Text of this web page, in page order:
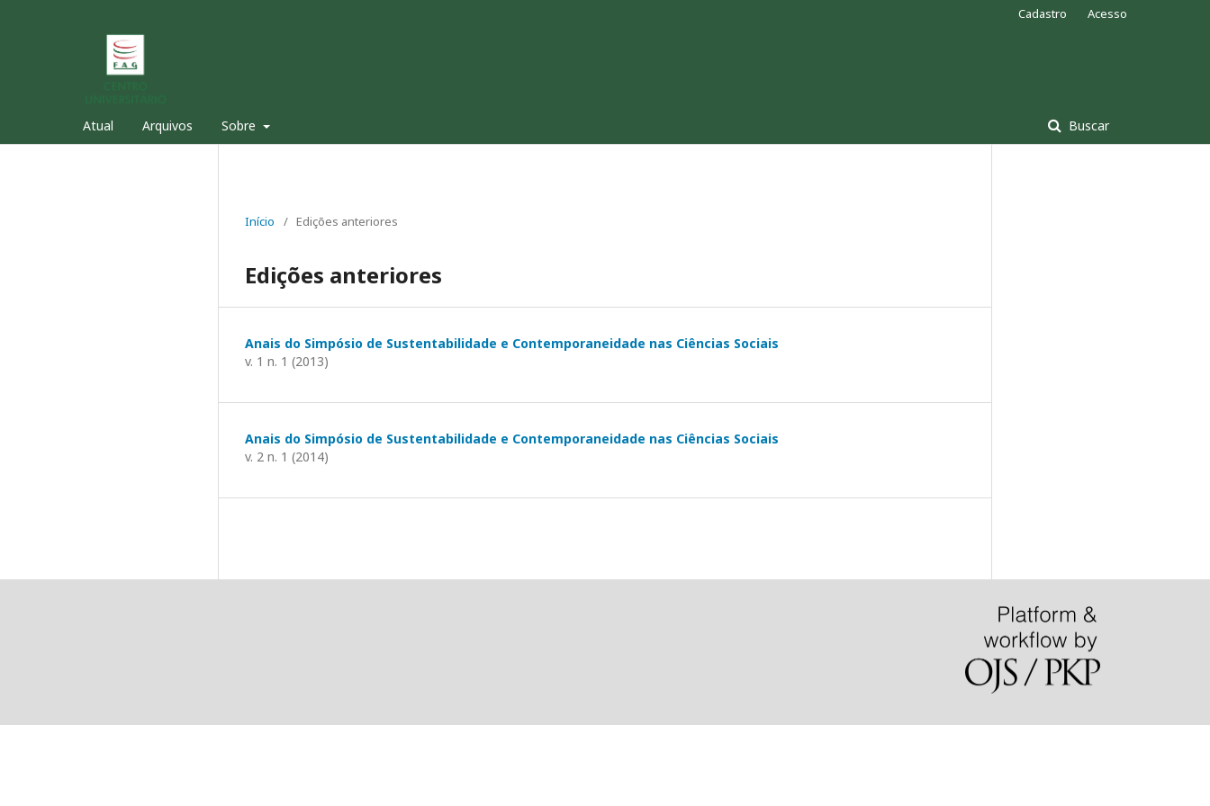
Atual Arquivos Sobre Buscar
Cadastro Acesso
Início / Edições anteriores
Edições anteriores
Anais do Simpósio de Sustentabilidade e Contemporaneidade nas Ciências Sociais
v. 1 n. 1 (2013)
Anais do Simpósio de Sustentabilidade e Contemporaneidade nas Ciências Sociais
v. 2 n. 1 (2014)